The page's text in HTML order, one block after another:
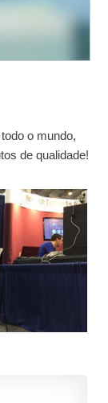
o mundo,
de qualidade!